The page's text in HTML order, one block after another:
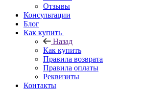
Отзывы
Консультации
Блог
Как купить
Назад
Как купить
Правила возврата
Правила оплаты
Реквизиты
Контакты